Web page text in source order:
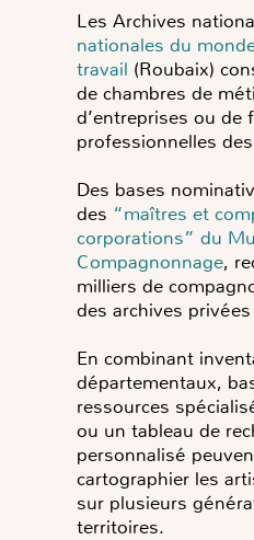
Les Archives
nationales du
travail (Roubaix)
de chambres de
d’entreprises ou de
professionnelles des
Des bases
des “maîtres et
corporations” du
Compagnonnage,
milliers de
des archives
En combinant
départementaux,
ressources
ou un tableau de
personnalisé
cartographier les
sur plusieurs
territoires.